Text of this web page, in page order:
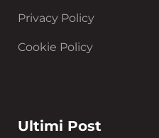
Privacy Policy
Cookie Policy
Ultimi Post